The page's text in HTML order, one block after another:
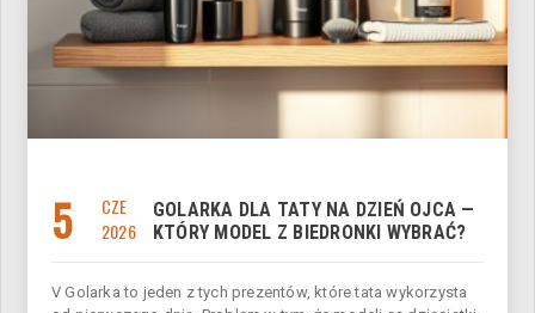
5
CZE
2026
GOLARKA DLA TATY NA DZIEŃ OJCA —
KTÓRY MODEL Z BIEDRONKI WYBRAĆ?
V Golarka to jeden z tych prezentów, które tata wykorzysta